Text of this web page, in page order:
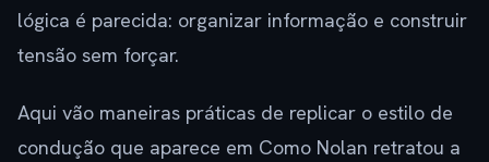
lógica é parecida: organizar informação e construir
tensão sem forçar.
Aqui vão maneiras práticas de replicar o estilo de
condução que aparece em Como Nolan retratou a